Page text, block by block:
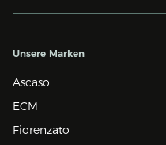
Unsere Marken
Ascaso
ECM
Fiorenzato